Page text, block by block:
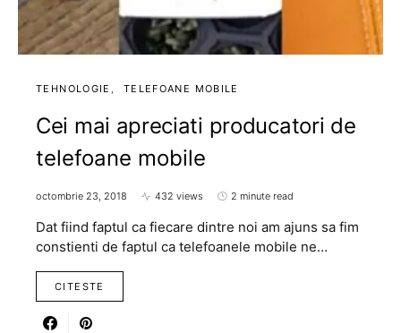
TEHNOLOGIE TELEFOANE MOBILE
Cei mai apreciati producatori de
telefoane mobile
octombrie 23, 2018 432 views 2 minute read
Dat fiind faptul ca fiecare dintre noi am ajuns sa fim
constienti de faptul ca telefoanele mobile ne…
CITESTE